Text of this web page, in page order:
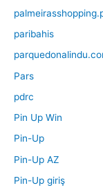
paribahis
Pars
pdrc
Pin Up Win
Pin-Up
Pin-Up AZ
Pin-Up giriş